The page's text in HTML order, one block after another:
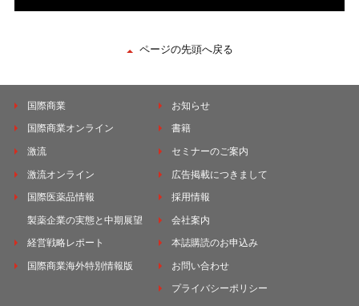
ページの先頭へ戻る
国際商業
国際商業オンライン
激流
激流オンライン
国際医薬品情報
製薬企業の実態と中期展望
経営戦略レポート
国際商業海外特別情報版
お知らせ
書籍
セミナーのご案内
広告掲載につきまして
採用情報
会社案内
本誌購読のお申込み
お問い合わせ
プライバシーポリシー